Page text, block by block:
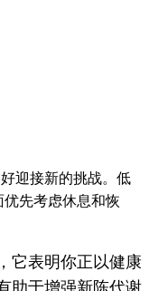
迎接新的挑战。低
先考虑休息和恢
它表明你正以健康
助于增强新陈代谢